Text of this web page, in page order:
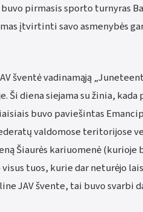
pirmasis sporto turnyras
įtvirtinti savo asmenybės
šventė vadinamąją
diena siejama su žinia, kada
buvo paviešintas
valdomose teritorijose
Šiaurės kariuomenė
tuos, kurie dar neturėjo
JAV švente, tai buvo svarbi